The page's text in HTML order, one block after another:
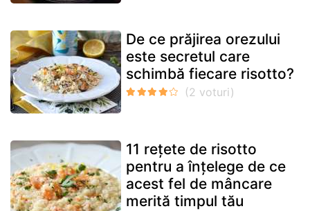
De ce prăjirea orezului
este secretul care
schimbă fiecare risotto?
11 rețete de risotto
pentru a înțelege de ce
acest fel de mâncare
merită timpul tău